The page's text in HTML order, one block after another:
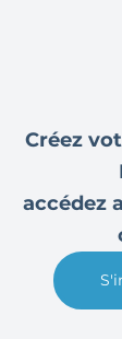
Créez
accédez